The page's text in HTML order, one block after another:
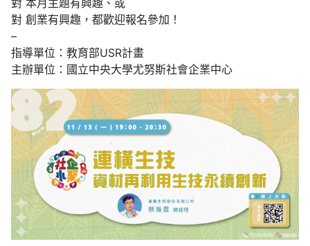
對 本月主題有興趣、或
對 創業有興趣，都歡迎報名參加！
–
指導單位：教育部USR計畫
主辦單位：國立中央大學尤努斯社會企業中心